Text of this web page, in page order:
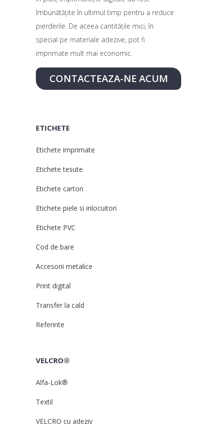
îmbunătăţite în ultimul timp pentru a reduce
pierderile. De aceea cantităţile mici, în
special pe materiale adezive, pot fi
imprimate mult mai economic.
CONTACTEAZA-NE ACUM
ETICHETE
Etichete imprimate
Etichete tesute
Etichete carton
Etichete piele si inlocuitori
Etichete PVC
Cod de bare
Accesorii metalice
Print digital
Transfer la cald
Referinte
VELCRO®
Alfa-Lok®
Textil
VELCRO cu adeziv